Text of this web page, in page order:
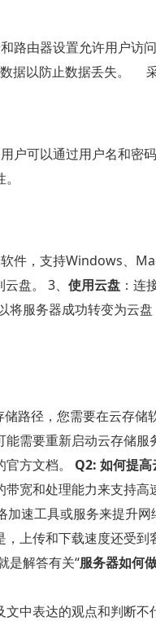
路由器设置允许用户访问
据以防止数据丢失。
户可以通过用户名和密码
件，支持Windows、
盘。 3、 使用云盘 ：连
服务器成功转变为云
路径，您需要在云存储
需要重新启动云存储
方文档。 Q2: 如何提高
宽和处理能力来支持
速工具或服务来提升
上传和下载速度还受
是解答有关“服务器如何
中表达的观点和判断不